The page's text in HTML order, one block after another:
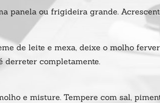
panela ou frigideira grande.
de leite e mexa, deixe o molho
derreter completamente.
e misture. Tempere com sal,